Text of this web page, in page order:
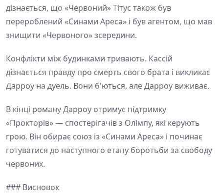
дізнається, що «Червоний» Тітус також був
перероблений «Синами Ареса» і був агентом, що мав
знищити «Червоного» зсередини.
Конфлікти між будинками тривають. Кассій
дізнається правду про смерть свого брата і викликає
Дарроу на дуель. Вони б'ються, але Дарроу виживає.
В кінці роману Дарроу отримує підтримку
«Прокторів» — спостерігачів з Олімпу, які керують
грою. Він обирає союз із «Синами Ареса» і починає
готуватися до наступного етапу боротьби за свободу
червоних.
### Висновок